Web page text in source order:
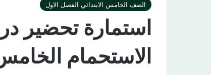
الصف الخامس الابتدائي الفصل الاول
استمارة تحضير
الاستحمام